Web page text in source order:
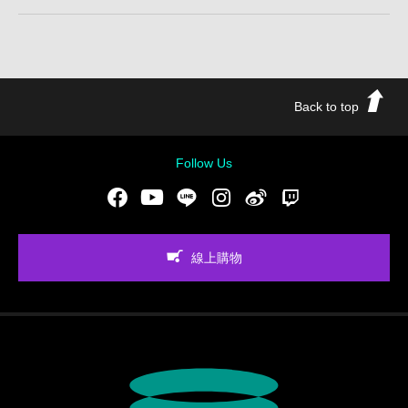
Back to top
Follow Us
FacebookYoutubeLINE Instgram新浪微博
線上購物